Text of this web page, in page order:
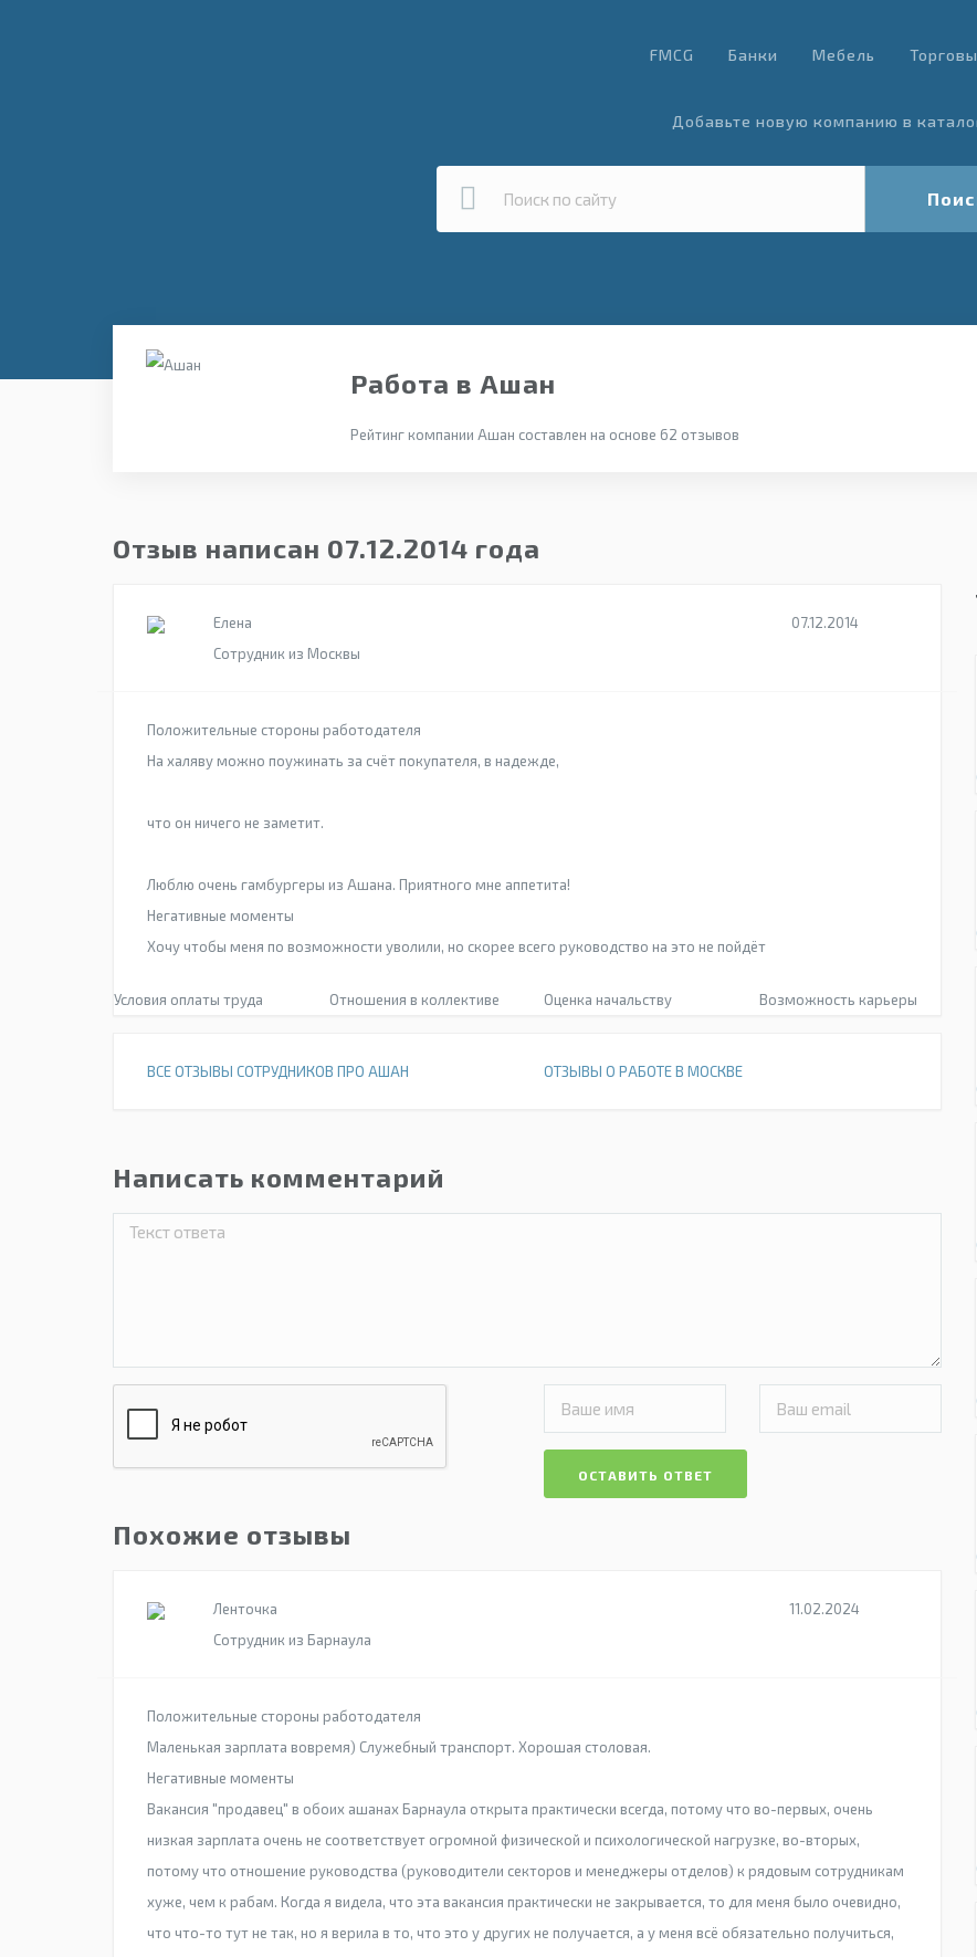
FMCG Банки Мебель
Добавьте новую компанию в
Работа в Ашан
Рейтинг компании Ашан составлен на основе 62 отзывов
Отзыв написан 07.12.2014 года
Елена
Сотрудник из Москвы
07.12.2014
Положительные стороны работодателя
На халяву можно поужинать за счёт покупателя, в надежде,
что он ничего не заметит.
Люблю очень гамбургеры из Ашана. Приятного мне аппетита!
Негативные моменты
Хочу чтобы меня по возможности уволили, но скорее всего руководство на это не пойдёт
Условия оплаты труда Отношения в коллективе Оценка начальству Возможность карьеры
ВСЕ ОТЗЫВЫ СОТРУДНИКОВ ПРО АШАН ОТЗЫВЫ О РАБОТЕ В МОСКВЕ
Написать комментарий
ОСТАВИТЬ ОТВЕТ
Похожие отзывы
Ленточка
Сотрудник из Барнаула
11.02.2024
Положительные стороны работодателя
Маленькая зарплата вовремя) Служебный транспорт. Хорошая столовая.
Негативные моменты
Вакансия "продавец" в обоих ашанах Барнаула открыта практически всегда, потому что во-первых, очень
низкая зарплата очень не соответствует огромной физической и психологической нагрузке, во-вторых,
потому что отношение руководства (руководители секторов и менеджеры отделов) к рядовым сотрудникам
хуже, чем к рабам. Когда я видела, что эта вакансия практически не закрывается, то для меня было очевидно,
что что-то тут не так, но я верила в то, что это у других не получается, а у меня всё обязательно получиться,